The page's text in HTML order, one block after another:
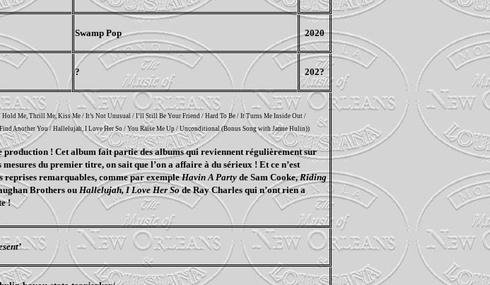
Swamp Pop 2020
? 202?
Hold Me, Thrill Me, Kiss Me / It’s Not Unusual / I’ll Still Be Your Friend / Hard To Be / It Turns Me Inside Out /
Another You / Hallelujah, I Love Her So / You Raise Me Up / Unconditional (Bonus Song with Jamie Hulin))
production ! Cet album fait partie des albums qui reviennent régulièrement sur
du premier titre, on sait que l’on a affaire à du sérieux ! Et ce n’est
reprises remarquables, comme par exempleHavin A Party de Sam Cooke,Riding
Brothers ouHallelujah, I Love Her Sode Ray Charles qui n’ont rien a
!